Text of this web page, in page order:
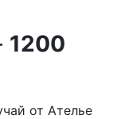
1200
от Ателье